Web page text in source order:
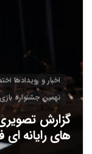
اخبار و رویدادها
نهمین جشنواره
گزارش
های رایانه ای